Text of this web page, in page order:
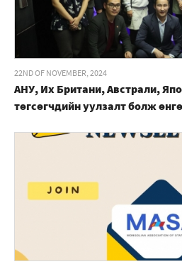
22ND OF NOVEMBER, 2024
АНУ, Их Британи, Австрали,
төгсөгчдийн уулзалт болж